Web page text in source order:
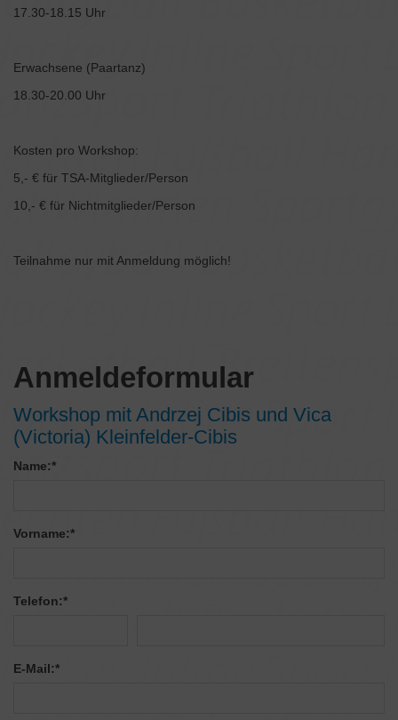
17.30-18.15 Uhr
Erwachsene (Paartanz)
18.30-20.00 Uhr
Kosten pro Workshop:
5,- € für TSA-Mitglieder/Person
10,- € für Nichtmitglieder/Person
Teilnahme nur mit Anmeldung möglich!
Anmeldeformular
Workshop mit Andrzej Cibis und Vica
(Victoria) Kleinfelder-Cibis
Name:*
Vorname:*
Telefon:*
E-Mail:*